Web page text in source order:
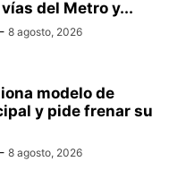
del Metro y...
- 8 agosto, 2026
modelo de
y pide frenar su
- 8 agosto, 2026